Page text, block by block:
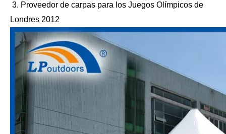
3. Proveedor de carpas para los Juegos Olímpicos de
Londres 2012